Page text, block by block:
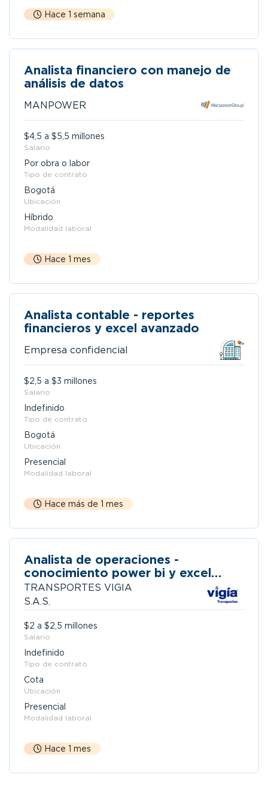
Hace 1 semana
Analista financiero con manejo de
análisis de datos
MANPOWER
$4,5 a $5,5 millones
Salario
Por obra o labor
Tipo de contrato
Bogotá
Ubicación
Híbrido
Modalidad laboral
Hace 1 mes
Analista contable - reportes
financieros y excel avanzado
Empresa confidencial
$2,5 a $3 millones
Salario
Indefinido
Tipo de contrato
Bogotá
Ubicación
Presencial
Modalidad laboral
Hace más de 1 mes
Analista de operaciones -
conocimiento power bi y excel
avanzado cota
TRANSPORTES VIGIA
S.A.S.
$2 a $2,5 millones
Salario
Indefinido
Tipo de contrato
Cota
Ubicación
Presencial
Modalidad laboral
Hace 1 mes